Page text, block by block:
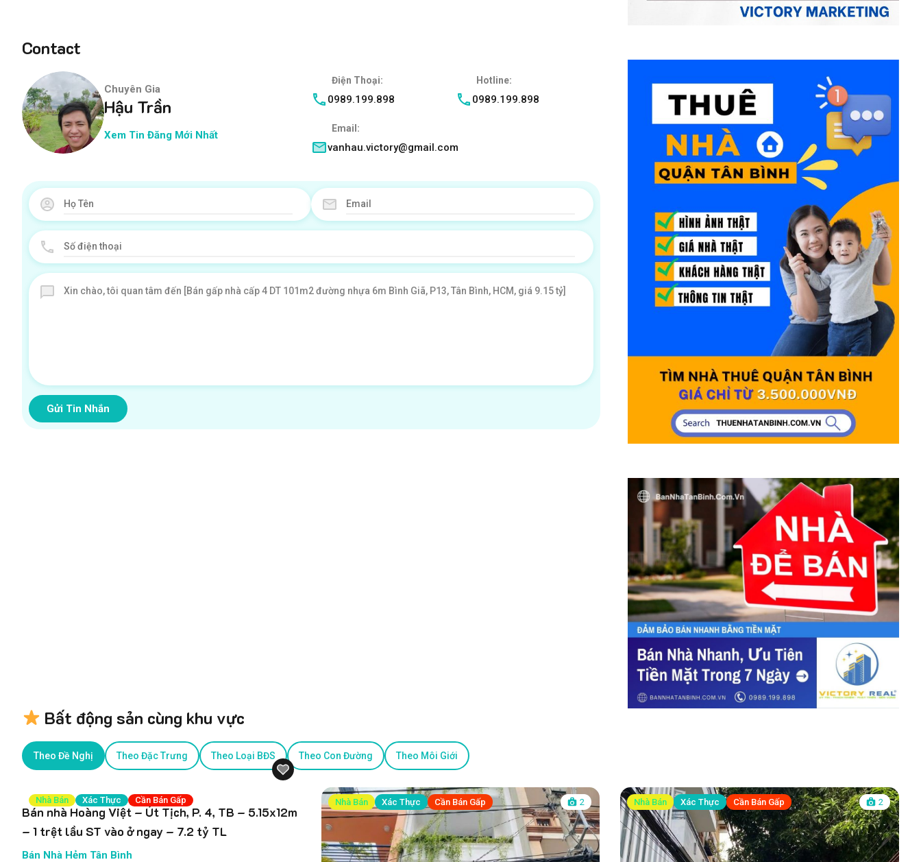
Contact
Chuyên Gia
Hậu Trần
Xem Tin Đăng Mới Nhất
Điện Thoại:
0989.199.898
Hotline:
0989.199.898
Email:
vanhau.victory@gmail.com
Gửi Tin Nhắn
Bất động sản cùng khu vực
Theo Đề Nghị Theo Đặc Trưng Theo Loại BĐS Theo Con Đường Theo Môi Giới
Nhà Bán Xác Thực Cần Bán Gấp
Bán nhà Hoàng Việt – Út Tịch, P. 4, TB – 5.15x12m
– 1 trệt lầu ST vào ở ngay – 7.2 tỷ TL
Bán Nhà Hẻm Tân Bình
Nhà Bán Xác Thực Cần Bán Gấp 2 Nhà Bán Xác Thực Cần Bán Gấp 2